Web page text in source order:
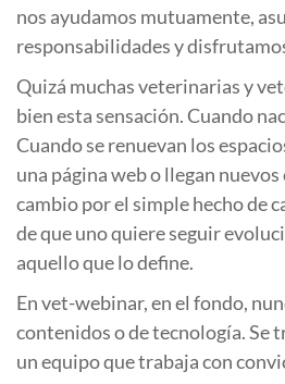
nos ayudamos mutuamente,
responsabilidades y
Quizá muchas veterinarias y
bien esta sensación. Cuando
Cuando se renuevan los
una página web o llegan
cambio por el simple hecho de
de que uno quiere seguir
aquello que lo define.
En vet-webinar, en el fondo,
contenidos o de tecnología. Se
un equipo que trabaja con